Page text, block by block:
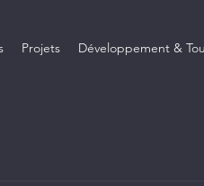
Projets Développement &